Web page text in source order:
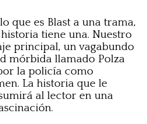
que es Blast a una trama,
tiene una. Nuestro
principal, un vagabundo
mórbida llamado Polza
la policía como
La historia que le
al lector en una